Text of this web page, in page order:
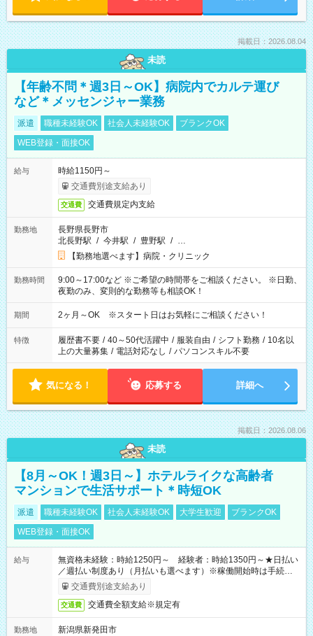
掲載日：2026.08.04
未読
【年齢不問＊週3日～OK】病院内でカルテ運び
など＊メッセンジャー業務
派遣 職種未経験OK 社会人未経験OK
ブランクOK
WEB登録・面接OK
給与
時給1150円～
交通費別途支給あり
交通費 交通費規定内支給
勤務地
長野県長野市
北長野駅 / 今井駅 / 豊野駅 / …
【勤務地選べます】病院・クリニック
勤務時間
9:00～17:00など ※ご希望の時間帯をご相談ください。 ※日勤、
夜勤のみ、変則的な勤務等も相談OK！
期間 2ヶ月～OK ※スタート日はお気軽にご相談ください！
特徴 履歴書不要 / 40～50代活躍中 / 服装自由 / シフト勤務 / 10名以
上の大量募集 / 電話対応なし / パソコンスキル不要
気になる！ 応募する 詳細へ
掲載日：2026.08.06
未読
【8月～OK！週3日～】ホテルライクな高齢者
マンションで生活サポート＊時短OK
派遣 職種未経験OK 社会人未経験OK 大学生歓迎
ブランクOK
WEB登録・面接OK
給与
無資格未経験：時給1250円～ 経験者：時給1350円～★日払い
／週払い制度あり（月払いも選べます）※稼働開始時は手続き完
了次第のお支払いとなります。
交通費別途支給あり
交通費 交通費全額支給※規定有
勤務地
新潟県新発田市